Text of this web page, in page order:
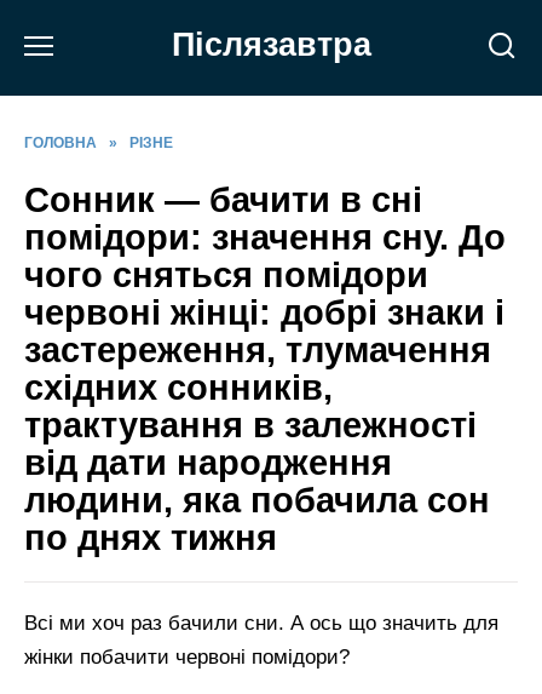
Післязавтра
ГОЛОВНА » РІЗНЕ
Сонник — бачити в сні
помідори: значення сну. До
чого сняться помідори
червоні жінці: добрі знаки і
застереження, тлумачення
східних сонників,
трактування в залежності
від дати народження
людини, яка побачила сон
по днях тижня
Всі ми хоч раз бачили сни. А ось що значить для
жінки побачити червоні помідори?